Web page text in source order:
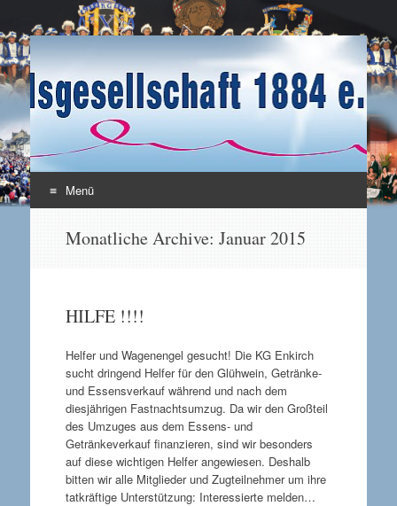
Karnevalsgesellschaft
1884 e.V.
Enkirch / Mosel
Menü
Monatliche Archive: Januar 2015
HILFE !!!!
Helfer und Wagenengel gesucht! Die KG Enkirch
sucht dringend Helfer für den Glühwein, Getränke-
und Essensverkauf während und nach dem
diesjährigen Fastnachtsumzug. Da wir den Großteil
des Umzuges aus dem Essens- und
Getränkeverkauf finanzieren, sind wir besonders
auf diese wichtigen Helfer angewiesen. Deshalb
bitten wir alle Mitglieder und Zugteilnehmer um ihre
tatkräftige Unterstützung: Interessierte melden…